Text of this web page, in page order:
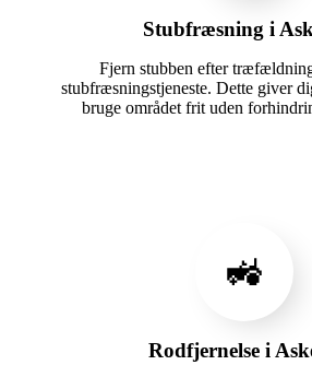
Stubfræsning i
Fjern stubben efter
stubfræsningstjeneste. Dette giver
bruge området frit uden
🚜
Rodfjernelse i